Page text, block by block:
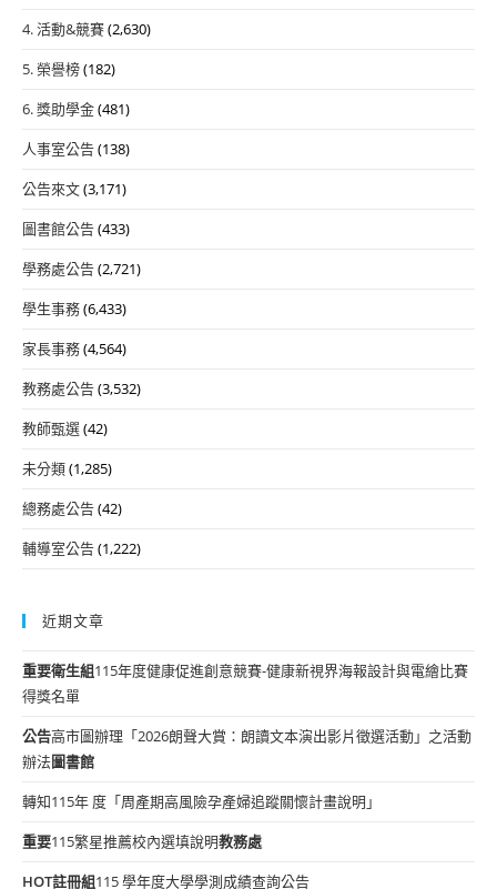
4. 活動&競賽(2,630)
5. 榮譽榜(182)
6. 獎助學金(481)
人事室公告(138)
公告來文(3,171)
圖書館公告(433)
學務處公告(2,721)
學生事務(6,433)
家長事務(4,564)
教務處公告(3,532)
教師甄選(42)
未分類(1,285)
總務處公告(42)
輔導室公告(1,222)
近期文章
重要衛生組115年度健康促進創意競賽-健康新視界海報設計與電繪比賽
得獎名單
公告高市圖辦理「2026朗聲大賞：朗讀文本演出影片徵選活動」之活動
辦法圖書館
轉知115年 度「周產期高風險孕產婦追蹤關懷計畫說明」
重要115繁星推薦校內選填說明教務處
HOT註冊組115 學年度大學學測成績查詢公告